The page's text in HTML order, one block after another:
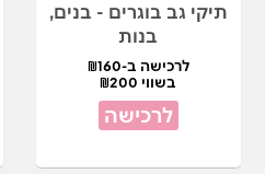
תיקי גב בוגרים - בנים,
בנות
לרכישה ב-₪160
בשווי ₪200
לרכישה